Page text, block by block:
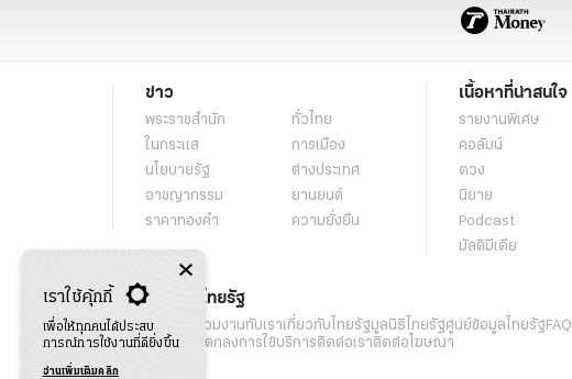
ข่าว
พระราชสำนัก
ทั่วไทย
ในกระแส
การเมือง
นโยบายรัฐ
ต่างประเทศ
อาชญากรรม
ยานยนต์
ราคาทองคำ
ความยั่งยืน
เนื้อหาที่น่าสนใจ
รายงานพิเศษ
คอลัมน์
ดวง
นิยาย
Podcast
มัลติมีเดีย
เกี่ยวกับไทยรัฐ
กิจกรรม ร่วมงานกับเราเกี่ยวกับไทยรัฐมูลนิธิไทยรัฐศูนย์ข้อมูลไทยรัฐFAQ
เงื่อนไขข้อตกลงการใช้บริการติดต่อเราติดต่อโฆษณา
เราใช้คุ้กกี้
เพื่อให้ทุกคนได้ประสบ
การณ์การใช้งานที่ดียิ่งขึ้น
อ่านเพิ่มเติมคลิก